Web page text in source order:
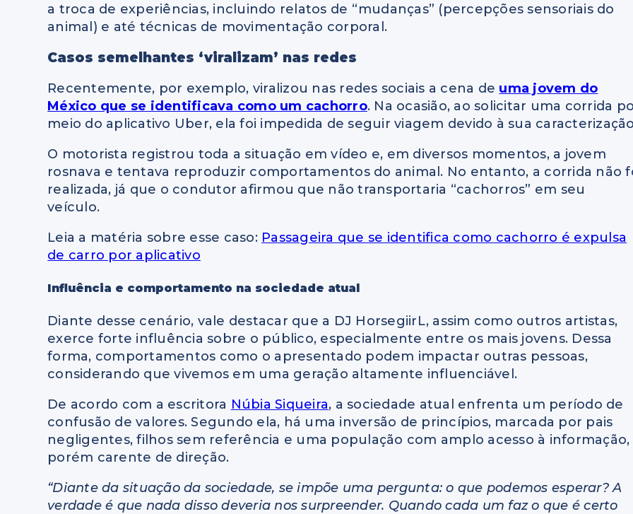
a troca de experiências, incluindo relatos de “mudanças” (percepções sensoriais do
animal) e até técnicas de movimentação corporal.
Casos semelhantes ‘viralizam’ nas redes
Recentemente, por exemplo, viralizou nas redes sociais a cena de uma jovem do
México que se identificava como um cachorro. Na ocasião, ao solicitar uma corrida
meio do aplicativo Uber, ela foi impedida de seguir viagem devido à sua
O motorista registrou toda a situação em vídeo e, em diversos momentos, a jovem
rosnava e tentava reproduzir comportamentos do animal. No entanto, a corrida não
realizada, já que o condutor afirmou que não transportaria “cachorros” em seu
veículo.
Leia a matéria sobre esse caso: Passageira que se identifica como cachorro é expulsa
de carro por aplicativo
Influência e comportamento na sociedade atual
Diante desse cenário, vale destacar que a DJ HorsegiirL, assim como outros artistas,
exerce forte influência sobre o público, especialmente entre os mais jovens. Dessa
forma, comportamentos como o apresentado podem impactar outras pessoas,
considerando que vivemos em uma geração altamente influenciável.
De acordo com a escritora Núbia Siqueira, a sociedade atual enfrenta um período de
confusão de valores. Segundo ela, há uma inversão de princípios, marcada por pais
negligentes, filhos sem referência e uma população com amplo acesso à informação,
porém carente de direção.
“Diante da situação da sociedade, se impõe uma pergunta: o que podemos esperar? A
verdade é que nada disso deveria nos surpreender. Quando cada um faz o que é certo